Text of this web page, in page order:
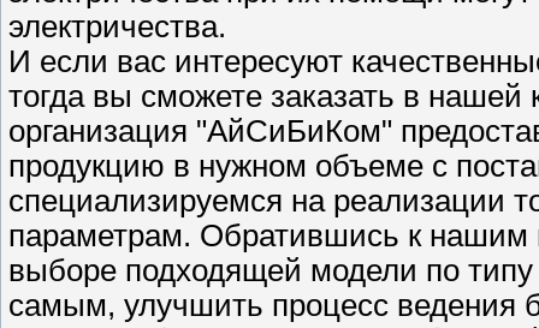
электричества.
И если вас интересуют
тогда вы сможете заказать в
организация "АйСиБиКом"
продукцию в нужном объеме с
специализируемся на реализации
параметрам. Обратившись к нашим
выборе подходящей модели по
самым, улучшить процесс ведения